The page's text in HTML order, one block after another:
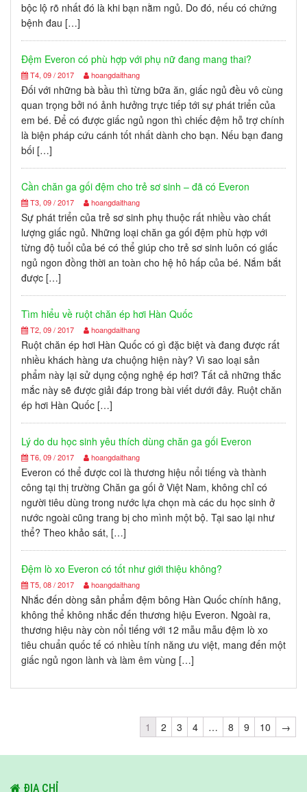
bộc lộ rõ nhất đó là khi bạn nằm ngủ. Do đó, nếu có chứng
bệnh đau […]
Đệm Everon có phù hợp với phụ nữ đang mang thai?
T4, 09 / 2017 hoangdaithang
Đối với những bà bầu thì từng bữa ăn, giấc ngủ đều vô cùng
quan trọng bởi nó ảnh hưởng trực tiếp tới sự phát triển của
em bé. Để có được giấc ngủ ngon thì chiếc đệm hỗ trợ chính
là biện pháp cứu cánh tốt nhất dành cho bạn. Nếu bạn đang
bối […]
Cần chăn ga gối đệm cho trẻ sơ sinh – đã có Everon
T3, 09 / 2017 hoangdaithang
Sự phát triển của trẻ sơ sinh phụ thuộc rất nhiều vào chất
lượng giấc ngủ. Những loại chăn ga gối đệm phù hợp với
từng độ tuổi của bé có thể giúp cho trẻ sơ sinh luôn có giấc
ngủ ngon đồng thời an toàn cho hệ hô hấp của bé. Nắm bắt
được […]
Tìm hiểu về ruột chăn ép hơi Hàn Quốc
T2, 09 / 2017 hoangdaithang
Ruột chăn ép hơi Hàn Quốc có gì đặc biệt và đang được rất
nhiều khách hàng ưa chuộng hiện này? Vì sao loại sản
phẩm này lại sử dụng cộng nghệ ép hơi? Tất cả những thắc
mắc này sẽ được giải đáp trong bài viết dưới đây. Ruột chăn
ép hơi Hàn Quốc […]
Lý do du học sinh yêu thích dùng chăn ga gối Everon
T6, 09 / 2017 hoangdaithang
Everon có thể được coi là thương hiệu nổi tiếng và thành
công tại thị trường Chăn ga gối ở Việt Nam, không chỉ có
người tiêu dùng trong nước lựa chọn mà các du học sinh ở
nước ngoài cũng trang bị cho mình một bộ. Tại sao lại như
thể? Theo khảo sát, […]
Đệm lò xo Everon có tốt như giới thiệu không?
T5, 08 / 2017 hoangdaithang
Nhắc đến dòng sản phẩm đệm bông Hàn Quốc chính hãng,
không thể không nhắc đến thương hiệu Everon. Ngoài ra,
thương hiệu này còn nổi tiếng với 12 mẫu mẫu đệm lò xo
tiêu chuẩn quốc tế có nhiều tính năng ưu việt, mang đến một
giấc ngủ ngon lành và làm êm vùng […]
1 2 3 4 … 8 9 10 →
ĐỊA CHỈ